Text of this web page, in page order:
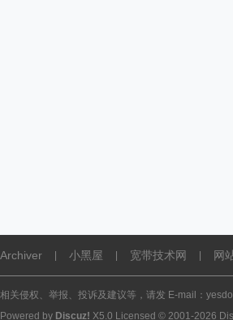
Archiver 小黑屋 宽带技术网 网
相关侵权、举报、投诉及建议等，请发 E-mail：
Powered by Discuz! X5.0 Licensed © 2001-2026